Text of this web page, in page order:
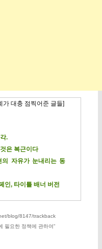
가 대충 점찍어준 글들]
.
은 복근이다
자유가 눈내리는 동
인, 타이틀 배너 버전
blog/8147/trackback
필요한 정책에 관하여”